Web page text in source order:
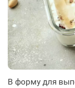
В форму для